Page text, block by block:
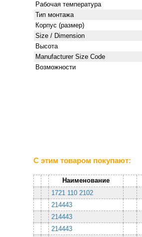
Рабочая температура
Тип монтажа
Корпус (размер)
Size / Dimension
Высота
Manufacturer Size Code
Возможности
С этим товаром покупают:
Наименование
1721 110 2102
214443
214443
214443